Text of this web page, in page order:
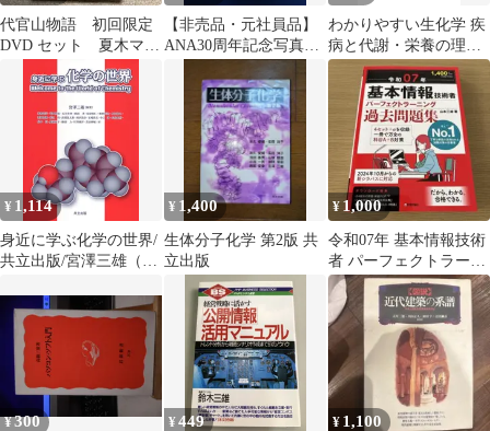
代官山物語 初回限定
DVD セット 夏木マ
リ 小西康陽
【非売品・元社員品】
ANA30周年記念写真集
「成層圏伝説」＆ANA
CARGO
わかりやすい生化学 疾
病と代謝・栄養の理解
のために 【第4版】／
石黒伊三雄【監修】
¥ 1,114
身近に学ぶ化学の世界/
共立出版/宮澤三雄（単
¥ 1,400
生体分子化学 第2版 共
立出版
¥ 1,000
令和07年 基本情報技術
者 パーフェクトラーニ
ング過去問題集
¥300 ¥449 ¥ 1,100